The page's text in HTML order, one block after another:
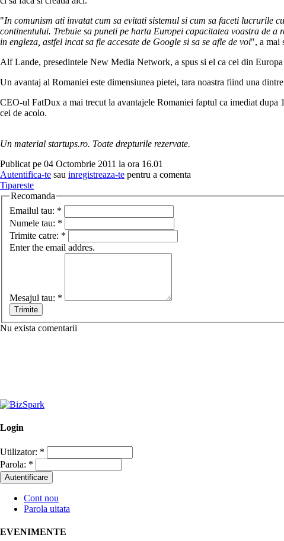
"In comunism ati invatat cum sa evitati sistemul si cum sa faceti lucrurile
continentului. Trebuie sa puneti pe harta Europei capacitatea voastra de a
in engleza, astfel incat sa fie accesate de Google si sa se afle de voi", a mai
Alf Lande, presedintele New Media Network, a spus si el ca cei din
Un avantaj al Romaniei este dimensiunea pietei, tara noastra fiind una
CEO-ul FatDux a mai trecut la avantajele Romaniei faptul ca imediat
cei de acolo.
Un material startups.ro. Toate drepturile rezervate.
Publicat pe 04 Octombrie 2011 la ora 16.01
Autentifica-te sau inregistreaza-te pentru a comenta
Tipareste
Recomanda
Emailul tau: *
Numele tau: *
Trimite catre: *
Enter the email addres.
Mesajul tau: *
Nu exista comentarii
Login
Utilizator: *
Parola: *
Cont nou
Parola uitata
EVENIMENTE